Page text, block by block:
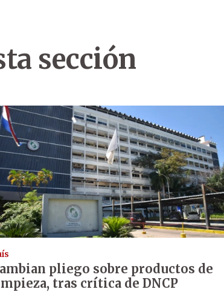
sección
pliego sobre productos de
tras crítica de DNCP